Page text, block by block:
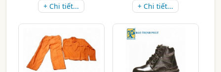
+ Chi tiết... + Chi tiết...